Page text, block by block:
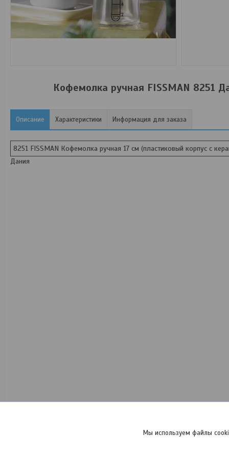
Кофемолка ручная FISSMAN 8251
Описание Характеристики Информация для заказа
8251 FISSMAN Кофемолка ручная 17 см (пластиковый корпус с
Дания
Мы используем файлы